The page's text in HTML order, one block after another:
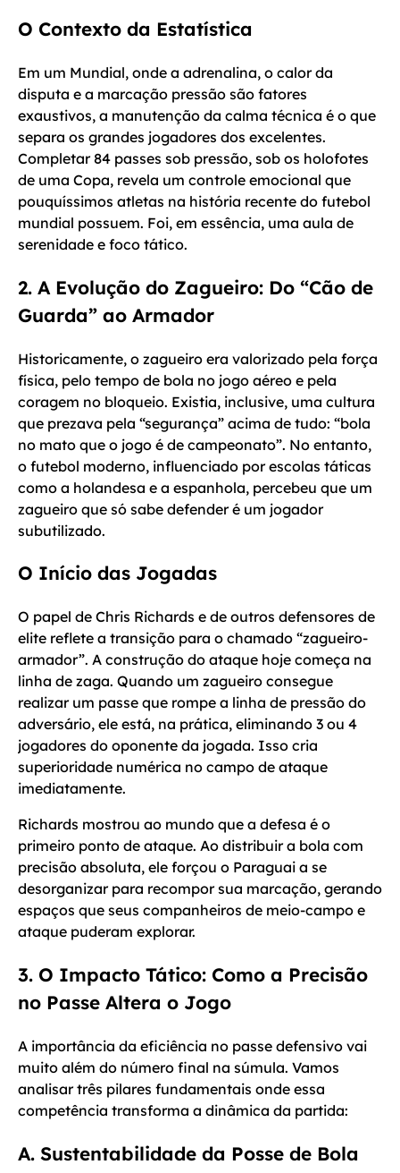
O Contexto da Estatística
Em um Mundial, onde a adrenalina, o calor da
disputa e a marcação pressão são fatores
exaustivos, a manutenção da calma técnica é o que
separa os grandes jogadores dos excelentes.
Completar 84 passes sob pressão, sob os holofotes
de uma Copa, revela um controle emocional que
pouquíssimos atletas na história recente do futebol
mundial possuem. Foi, em essência, uma aula de
serenidade e foco tático.
2. A Evolução do Zagueiro: Do “Cão de
Guarda” ao Armador
Historicamente, o zagueiro era valorizado pela força
física, pelo tempo de bola no jogo aéreo e pela
coragem no bloqueio. Existia, inclusive, uma cultura
que prezava pela “segurança” acima de tudo: “bola
no mato que o jogo é de campeonato”. No entanto,
o futebol moderno, influenciado por escolas táticas
como a holandesa e a espanhola, percebeu que um
zagueiro que só sabe defender é um jogador
subutilizado.
O Início das Jogadas
O papel de Chris Richards e de outros defensores de
elite reflete a transição para o chamado “zagueiro-
armador”. A construção do ataque hoje começa na
linha de zaga. Quando um zagueiro consegue
realizar um passe que rompe a linha de pressão do
adversário, ele está, na prática, eliminando 3 ou 4
jogadores do oponente da jogada. Isso cria
superioridade numérica no campo de ataque
imediatamente.
Richards mostrou ao mundo que a defesa é o
primeiro ponto de ataque. Ao distribuir a bola com
precisão absoluta, ele forçou o Paraguai a se
desorganizar para recompor sua marcação, gerando
espaços que seus companheiros de meio-campo e
ataque puderam explorar.
3. O Impacto Tático: Como a Precisão
no Passe Altera o Jogo
A importância da eficiência no passe defensivo vai
muito além do número final na súmula. Vamos
analisar três pilares fundamentais onde essa
competência transforma a dinâmica da partida:
A. Sustentabilidade da Posse de Bola